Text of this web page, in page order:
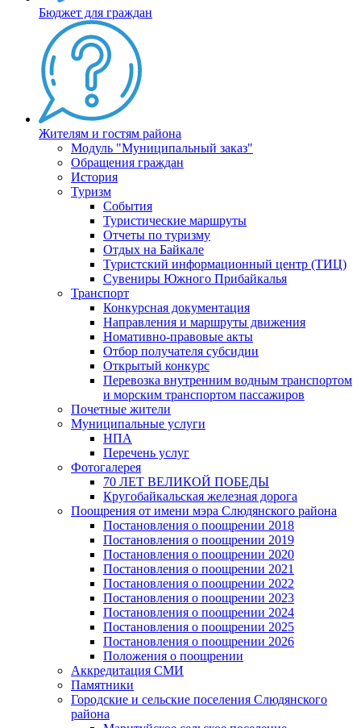
Бюджет для граждан
Жителям и гостям района
Модуль "Муниципальный заказ"
Обращения граждан
История
Туризм
События
Туристические маршруты
Отчеты по туризму
Отдых на Байкале
Туристский информационный центр (ТИЦ)
Сувениры Южного Прибайкалья
Транспорт
Конкурсная документация
Направления и маршруты движения
Номативно-правовые акты
Отбор получателя субсидии
Открытый конкурс
Перевозка внутренним водным транспортом
и морским транспортом пассажиров
Почетные жители
Муниципальные услуги
НПА
Перечень услуг
Фотогалерея
70 ЛЕТ ВЕЛИКОЙ ПОБЕДЫ
Кругобайкальская железная дорога
Поощрения от имени мэра Слюдянского района
Постановления о поощрении 2018
Постановления о поощрении 2019
Постановления о поощрении 2020
Постановления о поощрении 2021
Постановления о поощрении 2022
Постановления о поощрении 2023
Постановления о поощрении 2024
Постановления о поощрении 2025
Постановления о поощрении 2026
Положения о поощрении
Аккредитация СМИ
Памятники
Городские и сельские поселения Слюдянского
района